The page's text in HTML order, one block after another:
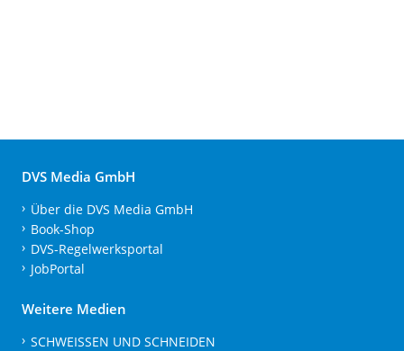
DVS Media GmbH
Über die DVS Media GmbH
Book-Shop
DVS-Regelwerksportal
JobPortal
Weitere Medien
SCHWEISSEN UND SCHNEIDEN